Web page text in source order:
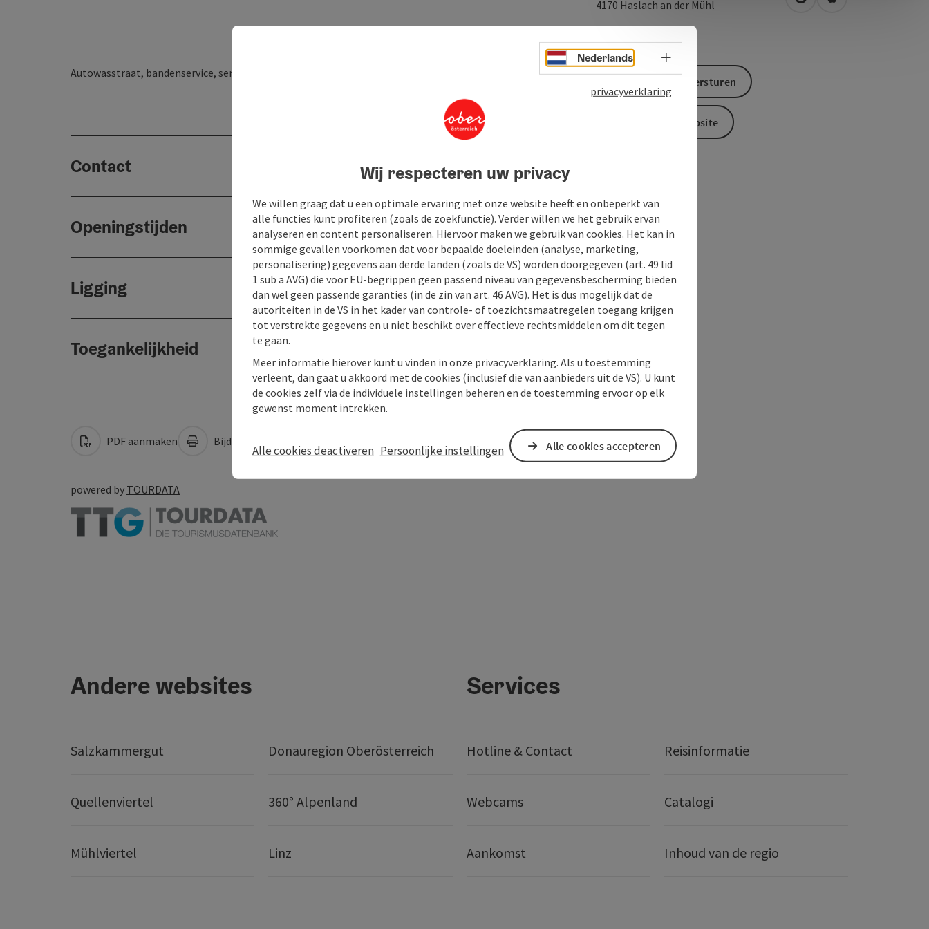
4170 Haslach an der Mühl Openen in Google Maps
Openen in Apple
Autowasstraat, bandenservice, service, accu's, accessoires, drankjes, ijs, sigaretten.
Contact
Openingstijden
Ligging
Toegankelijkheid
Aanvraag versturen
Naar de website
PDF aanmaken Bijdrage printen
powered by TOURDATA
Andere websites
Salzkammergut Donauregion Oberösterreich
Quellenviertel 360° Alpenland
Mühlviertel Linz
Services
Hotline & Contact Reisinformatie
Webcams Catalogi
Aankomst Inhoud van de regio
Nederlands Taalkeuze - menu openen
privacyverklaring
Wij respecteren uw privacy
We willen graag dat u een optimale ervaring met onze website heeft en onbeperkt van
alle functies kunt profiteren (zoals de zoekfunctie). Verder willen we het gebruik ervan
analyseren en content personaliseren. Hiervoor maken we gebruik van cookies. Het kan in
sommige gevallen voorkomen dat voor bepaalde doeleinden (analyse, marketing,
personalisering) gegevens aan derde landen (zoals de VS) worden doorgegeven (art. 49 lid
1 sub a AVG) die voor EU-begrippen geen passend niveau van gegevensbescherming bieden
dan wel geen passende garanties (in de zin van art. 46 AVG). Het is dus mogelijk dat de
autoriteiten in de VS in het kader van controle- of toezichtsmaatregelen toegang krijgen
tot verstrekte gegevens en u niet beschikt over effectieve rechtsmiddelen om dit tegen
te gaan.
Meer informatie hierover kunt u vinden in onze privacyverklaring. Als u toestemming
verleent, dan gaat u akkoord met de cookies (inclusief die van aanbieders uit de VS). U kunt
de cookies zelf via de individuele instellingen beheren en de toestemming ervoor op elk
gewenst moment intrekken.
Alle cookies deactiveren Persoonlijke instellingen Alle cookies accepteren